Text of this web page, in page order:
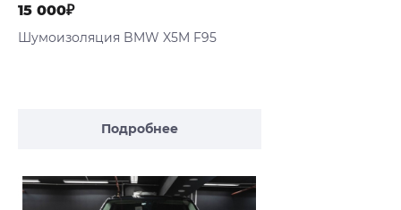
15 000₽
Шумоизоляция BMW X5M F95
Подробнее